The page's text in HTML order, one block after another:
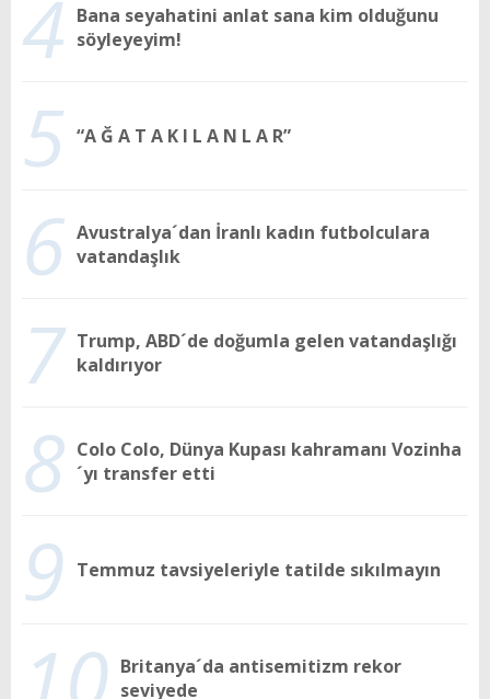
4 Bana seyahatini anlat sana kim olduğunu
söyleyeyim!
5 “A Ğ A T A K I L A N L A R”
6 Avustralya´dan İranlı kadın futbolculara
vatandaşlık
7 Trump, ABD´de doğumla gelen vatandaşlığı
kaldırıyor
8 Colo Colo, Dünya Kupası kahramanı Vozinha
´yı transfer etti
9 Temmuz tavsiyeleriyle tatilde sıkılmayın
Britanya´da antisemitizm rekor
seviyede